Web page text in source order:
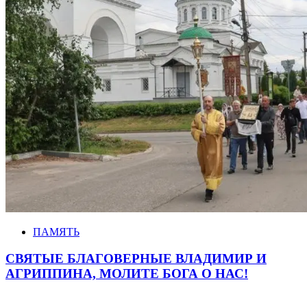
ПАМЯТЬ
СВЯТЫЕ БЛАГОВЕРНЫЕ ВЛАДИМИР И
АГРИППИНА, МОЛИТЕ БОГА О НАС!